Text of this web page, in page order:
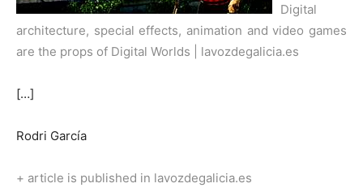
Digital
architecture, special effects, animation and video games
are the props of Digital Worlds | lavozdegalicia.es
[…]
Rodri García
+ article is published in lavozdegalicia.es